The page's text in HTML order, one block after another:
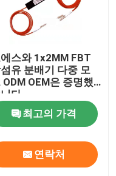
스와 1x2MM FBT
유 분배기 다중 모
ODM OEM은 증명했
다
최고의 가격
연락처